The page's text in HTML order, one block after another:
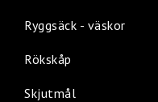
Ryggsäck - väskor
Rökskåp
Skjutmål